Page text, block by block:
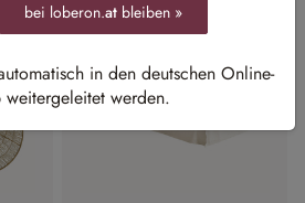
bei loberon.at bleiben »
in den deutschen Online-
weitergeleitet werden.